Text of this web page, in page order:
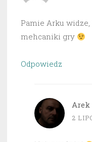
Pamie Arku
mehcaniki gry
Odpowiedz
Arek
2